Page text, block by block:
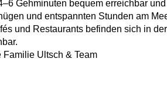
Gehminuten bequem erreichbar
und entspannten Stunden am
und Restaurants befinden sich in
Familie Ultsch & Team